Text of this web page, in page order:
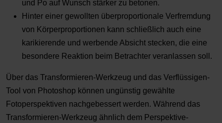
und Po auf Wunsch stärker zu betonen.
Hinter einer gewollten überproportionale Verfremdung
von Körperproportionen kann schließlich auch eine
karikierende und werbende Absicht stecken, die eine
besondere Reaktion beim Betrachter veranlassen soll.
Über das Transformieren-Werkzeug und das Verflüssigen-
Tool von Photoshop können ungünstig gewählte
Fotoperspektiven nachgebessert werden. Während das
Transformieren-Werkzeug ähnlich dem Perspektive-